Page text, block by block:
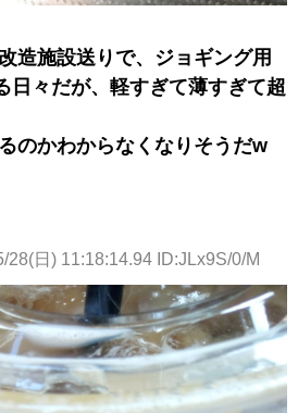
造施設送り‬で、ジョギング用
日々だが、軽すぎて薄すぎて超
のかわからなくなりそうだw
28(日) 11:18:14.94 ID:JLx9S/0/M